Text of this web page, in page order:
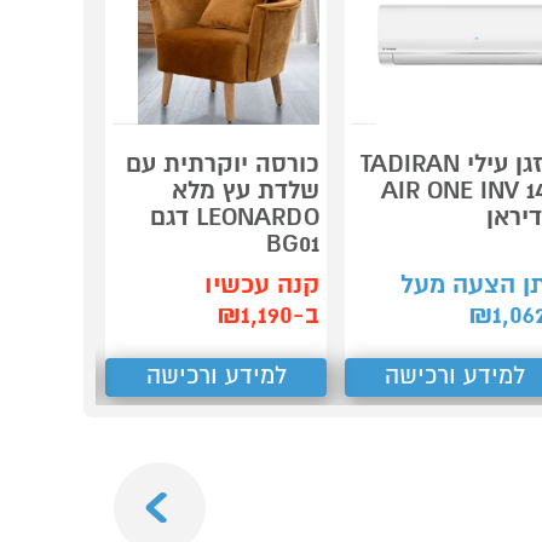
מזגן עילי TADIRAN
AIR ONE INV
הצעה מעל
₪
למידע ורכישה
כורסה יוקרתית עם
שלדת עץ מלא
LEONARDO דגם
BG01
קנה עכשיו
ב-₪1,190
למידע ורכישה